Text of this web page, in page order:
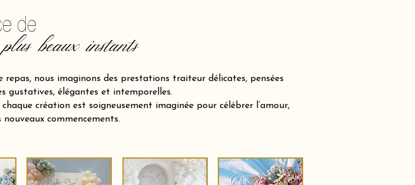
de
beaux instants
repas, nous imaginons des prestations traiteur délicates, pensées
gustatives, élégantes et intemporelles.
création est soigneusement imaginée pour célébrer l’amour,
nouveaux commencements.